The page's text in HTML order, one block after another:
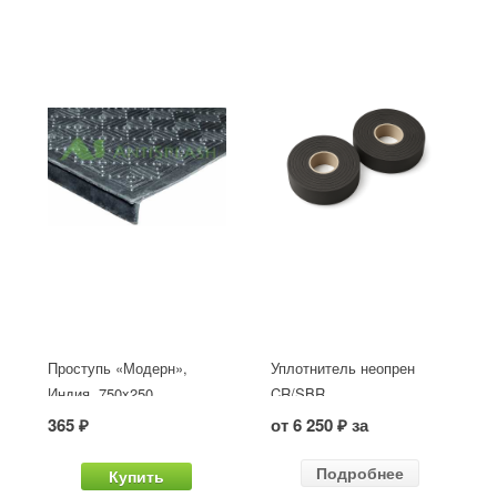
Проступь «Модерн»,
Индия, 750x250
365 ₽
Купить
Уплотнитель неопрен
CR/SBR
от 6 250 ₽ за
Подробнее